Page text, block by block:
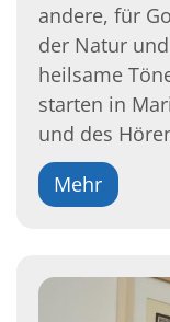
andere, für
der Natur
heilsame
starten in
und des
Mehr